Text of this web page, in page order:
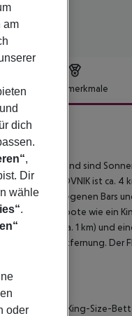
Hotelmerkmale
Am Strand sind
DUBROVNIK ist ca.
nächstgelegenen Bars
wie ein
Taxistand (ca. 1 km) und
etwa 2 km Entfernung. Der
mit King-Size-
am
dich
,
Dir
wähle
.
oder